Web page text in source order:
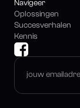
Navigeer
Oplossingen
Succesverhalen
Kennis